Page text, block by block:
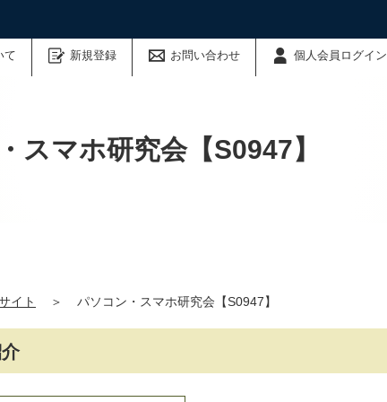
て 新規登録 お問い合わせ 個人会員ログイン
スマホ研究会【S0947】
イト ＞ パソコン・スマホ研究会【S0947】